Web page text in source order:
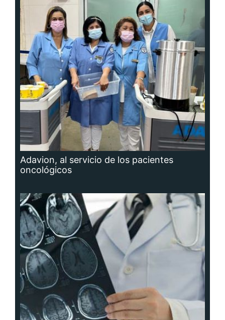
Adavion, al servicio de los pacientes
oncológicos